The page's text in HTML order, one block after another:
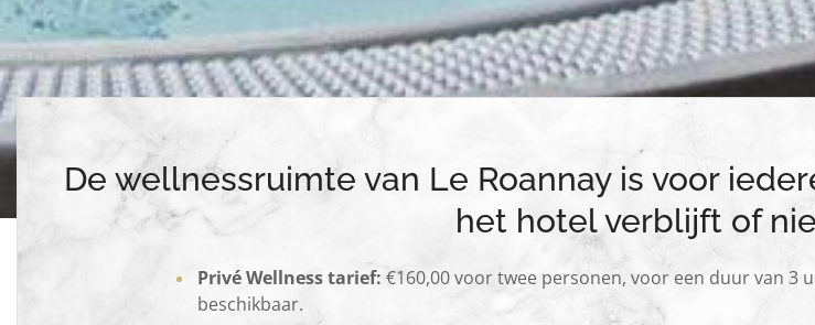
De wellnessruimte van Le Roannay is voor
het hotel verblijft of
Privé Wellness tarief: €160,00 voor twee personen, voor een duur van 3
beschikbaar.